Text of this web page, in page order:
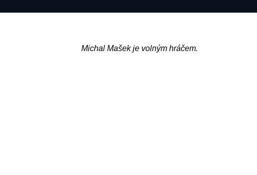
Michal Mašek je volným hráčem.